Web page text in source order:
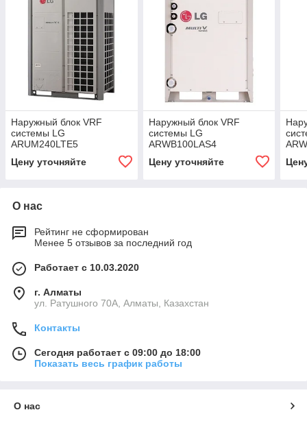
Наружный блок VRF
системы LG
ARUM240LTE5
Цену уточняйте
Наружный блок VRF
системы LG
ARWB100LAS4
Цену уточняйте
О нас
Рейтинг не сформирован
Менее 5 отзывов за последний год
Работает с 10.03.2020
г. Алматы
ул. Ратушного 70А, Алматы, Казахстан
Контакты
Сегодня работает с 09:00 до 18:00
Показать весь график работы
О нас